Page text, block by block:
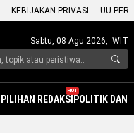
KEBIJAKAN PRIVASI UU
Sabtu, 08 Agu 2026, WIT
REDAKSI
HOT
POLITIK DAN